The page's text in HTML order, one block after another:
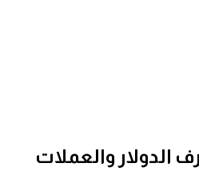
الدولار والعملات